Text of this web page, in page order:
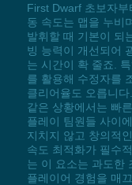
First Dwarf 초보자
동 속도는 맵을 누비
발휘할 때 기본이 되
빙 능력이 개선되어
는 시간이 확 줄죠.
를 활용해 수정자를
클리어율도 오릅니
같은 상황에서는 빠
플레이 팀원들 사이
지치지 않고 창의적
속도 최적화가 필수
는 이 요소는 과도한
플레이어 경험을 매